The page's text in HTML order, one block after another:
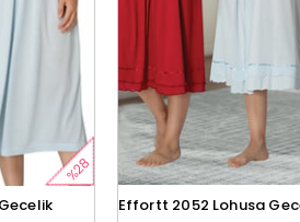
%28
Effortt 2052 Lohusa